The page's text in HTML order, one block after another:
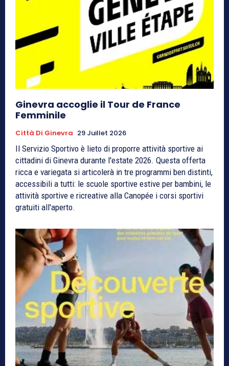
Ginevra accoglie il Tour de France
Femminile
Città Di Ginevra 29 Juillet 2026
Il Servizio Sportivo è lieto di proporre attività sportive ai
cittadini di Ginevra durante l'estate 2026. Questa offerta
ricca e variegata si articolerà in tre programmi ben distinti,
accessibili a tutti: le scuole sportive estive per bambini, le
attività sportive e ricreative alla Canopée i corsi sportivi
gratuiti all'aperto.